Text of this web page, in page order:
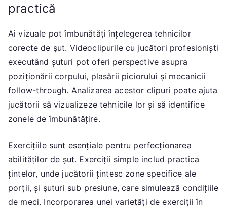
practică
Ai vizuale pot îmbunătăți înțelegerea tehnicilor
corecte de șut. Videoclipurile cu jucători profesioniști
executând șuturi pot oferi perspective asupra
poziționării corpului, plasării piciorului și mecanicii
follow-through. Analizarea acestor clipuri poate ajuta
jucătorii să vizualizeze tehnicile lor și să identifice
zonele de îmbunătățire.
Exercițiile sunt esențiale pentru perfecționarea
abilităților de șut. Exerciții simple includ practica
țintelor, unde jucătorii țintesc zone specifice ale
porții, și șuturi sub presiune, care simulează condițiile
de meci. Incorporarea unei varietăți de exerciții în